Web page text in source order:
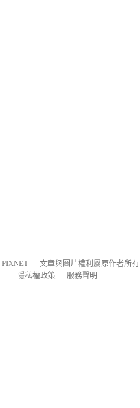
PIXNET
文章與圖片權利屬原作者所有
隱私權政策
服務聲明